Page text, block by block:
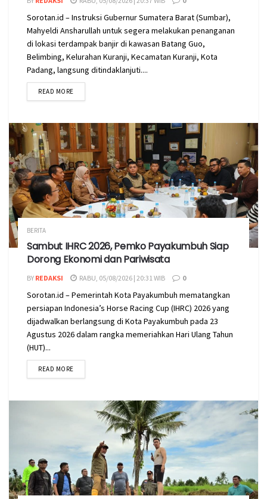
Sorotan.id – Instruksi Gubernur Sumatera Barat (Sumbar),
Mahyeldi Ansharullah untuk segera melakukan penanganan
di lokasi terdampak banjir di kawasan Batang Guo,
Belimbing, Kelurahan Kuranji, Kecamatan Kuranji, Kota
Padang, langsung ditindaklanjuti....
READ MORE
BERITA
Sambut IHRC 2026, Pemko Payakumbuh Siap
Dorong Ekonomi dan Pariwisata
BY REDAKSI RABU, 05/08/2026 | 20:31 WIB 0
Sorotan.id – Pemerintah Kota Payakumbuh mematangkan
persiapan Indonesia’s Horse Racing Cup (IHRC) 2026 yang
dijadwalkan berlangsung di Kota Payakumbuh pada 23
Agustus 2026 dalam rangka memeriahkan Hari Ulang Tahun
(HUT)...
READ MORE